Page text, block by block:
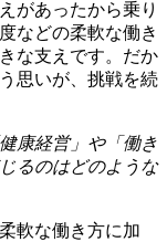
があったから乗り
などの柔軟な働き
な支えです。だか
思いが、挑戦を続
康経営」や「働き
るのはどのような
軟な働き方に加